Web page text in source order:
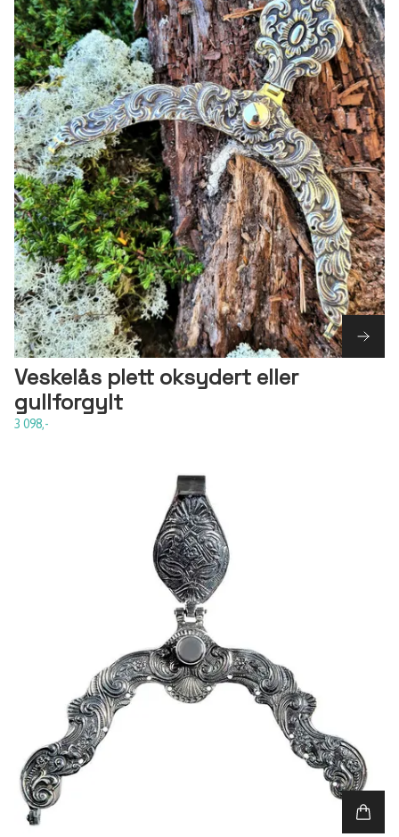
Veskelås plett oksydert eller
gullforgylt
3 098,-